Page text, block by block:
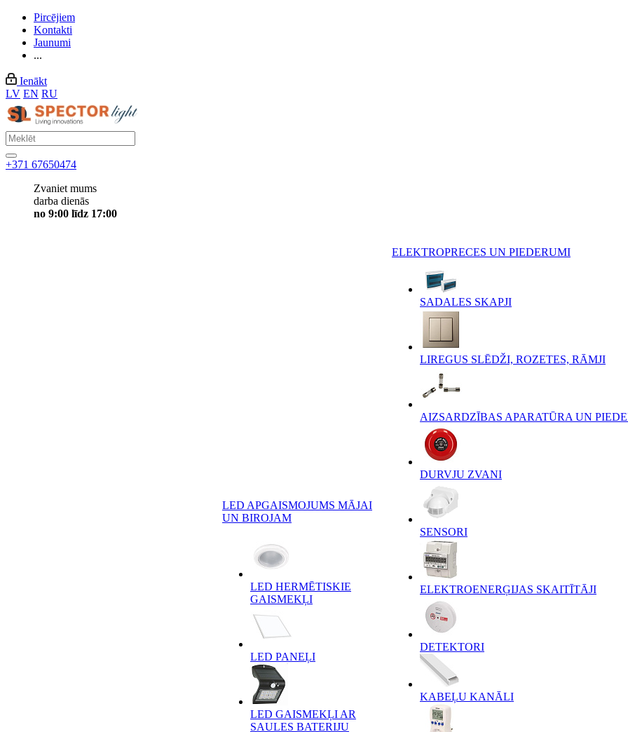
Pircējiem
Kontakti
Jaunumi
...
Ienākt
LV EN RU
+371 67650474
Zvaniet mums
darba dienās
no 9:00 līdz 17:00
LED APGAISMOJUMS MĀJAI
UN BIROJAM
LED HERMĒTISKIE
GAISMEKĻI
LED PANEĻI
LED GAISMEKĻI AR
SAULES BATERIJU
ELEKTROPRECES UN PIEDERUMI
SADALES SKAPJI
LIREGUS SLĒDŽI, ROZETES, RĀMJI
AIZSARDZĪBAS APARATŪRA UN
DURVJU ZVANI
SENSORI
ELEKTROENERĢIJAS SKAITĪTĀJI
DETEKTORI
KABEĻU KANĀLI